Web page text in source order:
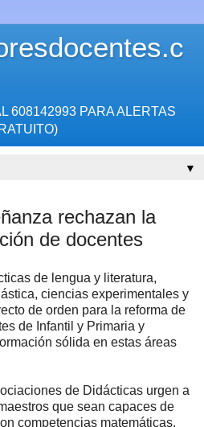
608142993 PARA ALERTAS
▼
rechazan la
de docentes
de lengua y literatura,
ciencias experimentales y
de orden para la reforma de
de Infantil y Primaria y
sólida en estas áreas
de Didácticas urgen a
que sean capaces de
competencias matemáticas,